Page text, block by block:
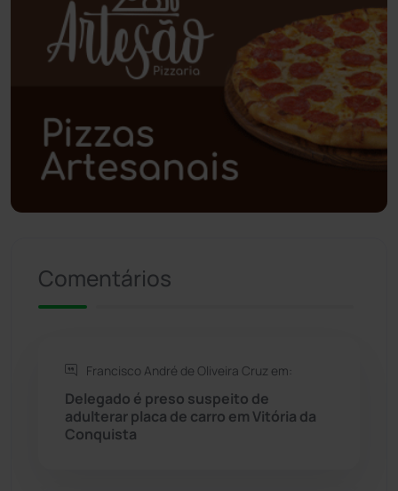
Poções (182)
Polícia Civil (61)
Polícia Militar (28)
Política (03)
Presidente Jânio Qu... (125)
Rio de Contas
Rio do Antônio
Rio do Pires
Comentários
Francisco André de Oliveira Cruz em:
Delegado é preso suspeito de
adulterar placa de carro em Vitória da
Conquista